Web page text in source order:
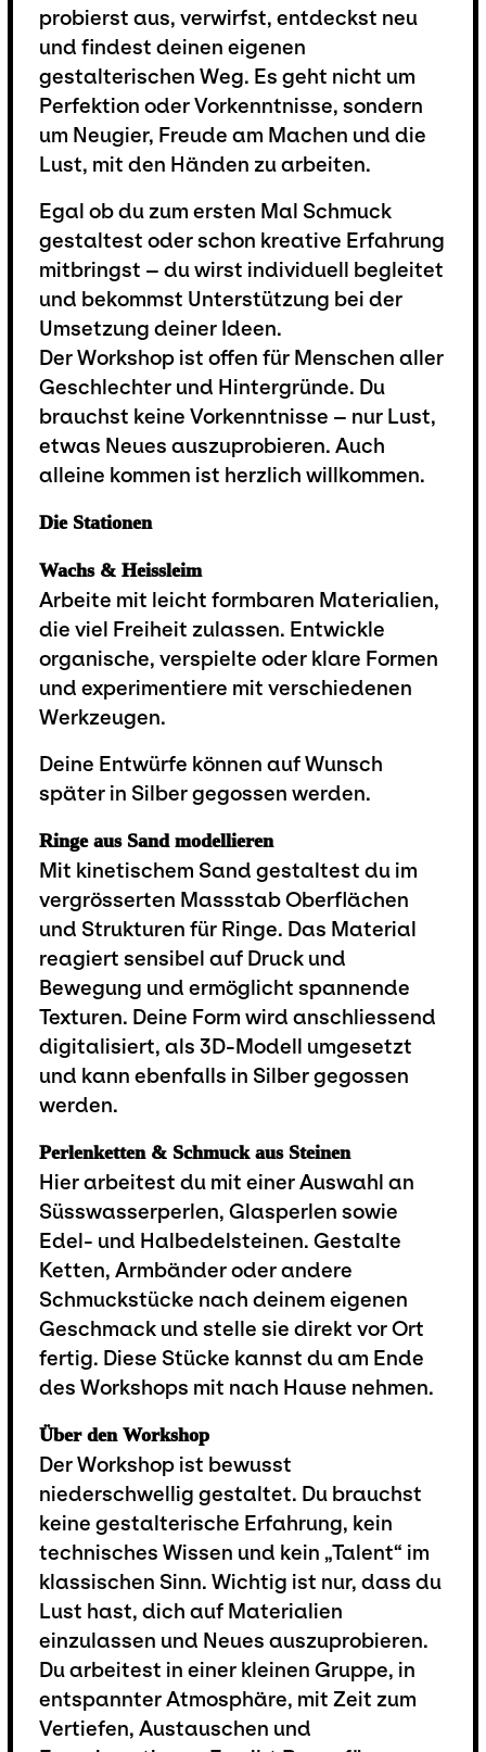
probierst aus, verwirfst, entdeckst neu
und findest deinen eigenen
gestalterischen Weg. Es geht nicht um
Perfektion oder Vorkenntnisse, sondern
um Neugier, Freude am Machen und die
Lust, mit den Händen zu arbeiten.
Egal ob du zum ersten Mal Schmuck
gestaltest oder schon kreative Erfahrung
mitbringst – du wirst individuell begleitet
und bekommst Unterstützung bei der
Umsetzung deiner Ideen.
Der Workshop ist offen für Menschen aller
Geschlechter und Hintergründe. Du
brauchst keine Vorkenntnisse – nur Lust,
etwas Neues auszuprobieren. Auch
alleine kommen ist herzlich willkommen.
Die Stationen
Wachs & Heissleim
Arbeite mit leicht formbaren Materialien,
die viel Freiheit zulassen. Entwickle
organische, verspielte oder klare Formen
und experimentiere mit verschiedenen
Werkzeugen.
Deine Entwürfe können auf Wunsch
später in Silber gegossen werden.
Ringe aus Sand modellieren
Mit kinetischem Sand gestaltest du im
vergrösserten Massstab Oberflächen
und Strukturen für Ringe. Das Material
reagiert sensibel auf Druck und
Bewegung und ermöglicht spannende
Texturen. Deine Form wird anschliessend
digitalisiert, als 3D-Modell umgesetzt
und kann ebenfalls in Silber gegossen
werden.
Perlenketten & Schmuck aus Steinen
Hier arbeitest du mit einer Auswahl an
Süsswasserperlen, Glasperlen sowie
Edel- und Halbedelsteinen. Gestalte
Ketten, Armbänder oder andere
Schmuckstücke nach deinem eigenen
Geschmack und stelle sie direkt vor Ort
fertig. Diese Stücke kannst du am Ende
des Workshops mit nach Hause nehmen.
Über den Workshop
Der Workshop ist bewusst
niederschwellig gestaltet. Du brauchst
keine gestalterische Erfahrung, kein
technisches Wissen und kein „Talent“ im
klassischen Sinn. Wichtig ist nur, dass du
Lust hast, dich auf Materialien
einzulassen und Neues auszuprobieren.
Du arbeitest in einer kleinen Gruppe, in
entspannter Atmosphäre, mit Zeit zum
Vertiefen, Austauschen und